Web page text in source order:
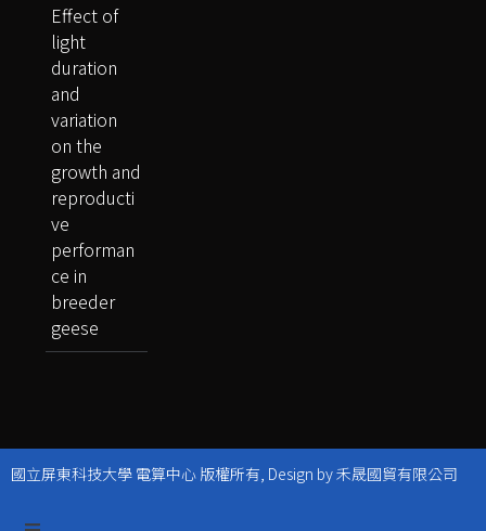
Effect of
light
duration
and
variation
on the
growth and
reproducti
ve
performan
ce in
breeder
geese
國立屏東科技大學 電算中心 版權所有, Design by 禾晟國貿有限公司